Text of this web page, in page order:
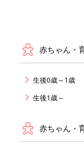
赤ちゃん・
生後0歳～1歳
生後1歳～
赤ちゃん・